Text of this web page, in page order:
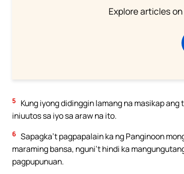
Explore articles
5
Kung iyong didinggin lamang na masikap
iniuutos sa iyo sa araw na ito.
6 Sapagka’t pagpapalain ka ng Panginoon
maraming bansa, nguni’t hindi ka
pagpupunuan.